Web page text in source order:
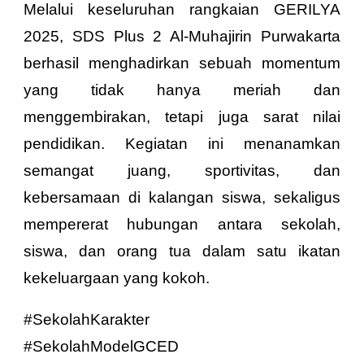
Melalui keseluruhan rangkaian GERILYA
2025, SDS Plus 2 Al-Muhajirin Purwakarta
berhasil menghadirkan sebuah momentum
yang tidak hanya meriah dan
menggembirakan, tetapi juga sarat nilai
pendidikan. Kegiatan ini menanamkan
semangat juang, sportivitas, dan
kebersamaan di kalangan siswa, sekaligus
mempererat hubungan antara sekolah,
siswa, dan orang tua dalam satu ikatan
kekeluargaan yang kokoh.
#SekolahKarakter
#SekolahModelGCED